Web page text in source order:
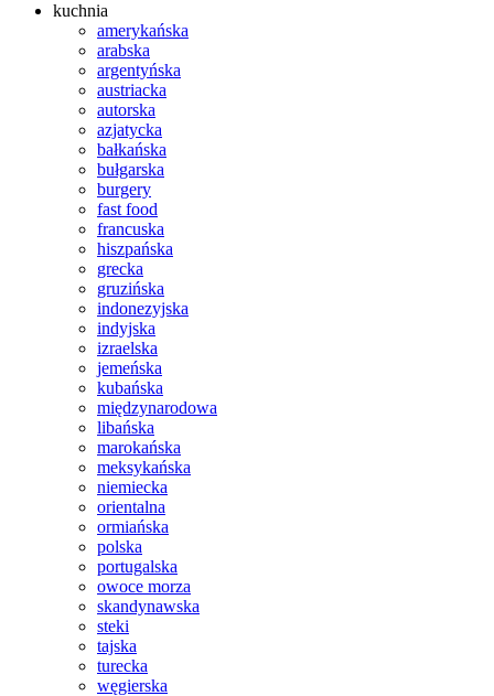
kuchnia
amerykańska
arabska
argentyńska
austriacka
autorska
azjatycka
bałkańska
bułgarska
burgery
fast food
francuska
hiszpańska
grecka
gruzińska
indonezyjska
indyjska
izraelska
jemeńska
kubańska
międzynarodowa
libańska
marokańska
meksykańska
niemiecka
orientalna
ormiańska
polska
portugalska
owoce morza
skandynawska
steki
tajska
turecka
węgierska